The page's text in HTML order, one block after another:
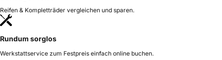
Reifen & Kompletträder vergleichen und sparen.
Rundum sorglos
Werkstattservice zum Festpreis einfach online buchen.